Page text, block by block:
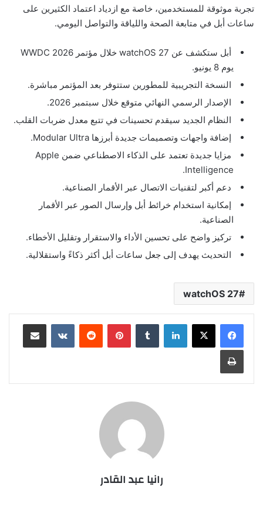
تجربة موثوقة للمستخدمين، خاصة مع ازدياد اعتماد الكثيرين على
ساعات أبل في متابعة الصحة واللياقة والتواصل اليومي.
أبل ستكشف عن watchOS 27 خلال مؤتمر WWDC 2026
يوم 8 يونيو.
النسخة التجريبية للمطورين ستتوفر بعد المؤتمر مباشرة.
الإصدار الرسمي النهائي متوقع خلال سبتمبر 2026.
النظام الجديد سيقدم تحسينات في تتبع معدل ضربات القلب.
إضافة واجهات وتصميمات جديدة أبرزها Modular Ultra.
مزايا جديدة تعتمد على الذكاء الاصطناعي ضمن Apple
Intelligence.
دعم أكبر لتقنيات الاتصال عبر الأقمار الصناعية.
إمكانية استخدام خرائط أبل وإرسال الصور عبر الأقمار
الصناعية.
تركيز واضح على تحسين الأداء والاستقرار وتقليل الأخطاء.
التحديث يهدف إلى جعل ساعات أبل أكثر ذكاءً واستقلالية.
watchOS 27
لينكدإن بينتيريست مشاركة عبر البريد
طباعة
رانيا عبد القادر